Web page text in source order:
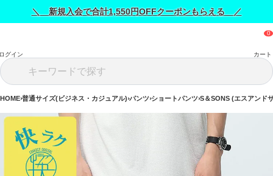
＼ 新規入会で合計1,550円OFFクーポンもらえる ／
グイン カート
HOME 普通サイズ(ビジネス・カジュアル) パンツ ショートパンツ S＆SONS (エスアンド